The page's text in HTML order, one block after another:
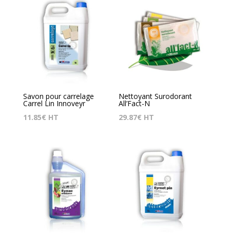
Savon pour carrelage
Carrel Lin Innoveyr
11.85€ HT
Nettoyant Surodorant
All’Fact-N
29.87€ HT